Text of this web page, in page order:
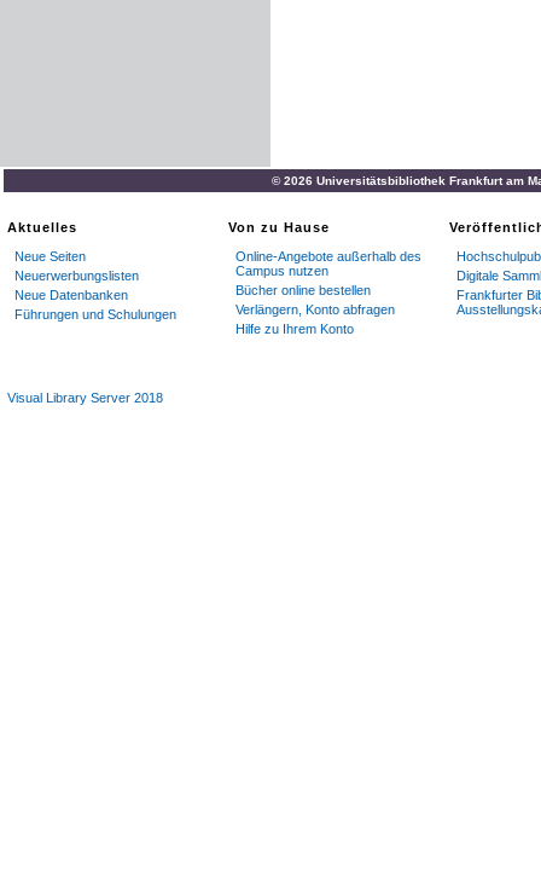
© 2026 Universitätsbibliothek Frankfurt am
Aktuelles
Neue Seiten
Neuerwerbungslisten
Neue Datenbanken
Führungen und Schulungen
Von zu Hause
Online-Angebote außerhalb des
Campus nutzen
Bücher online bestellen
Verlängern, Konto abfragen
Hilfe zu Ihrem Konto
Digitale
Frankfurter
Visual Library Server 2018